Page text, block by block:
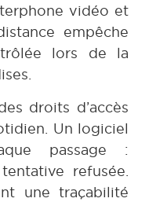
vidéo et
empêche
lors de la
droits d’accès
Un logiciel
passage :
refusée.
une traçabilité